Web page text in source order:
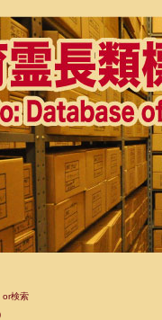
or検索